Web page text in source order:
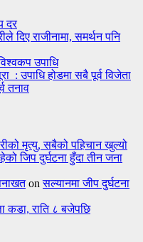
दर
दिए राजीनामा, समर्थन पनि
उपाधि
: उपाधि होडमा सबै पूर्व विजेता
तनाव
मृत्यु, सबैको पहिचान खुल्यो
जिप दुर्घटना हुँदा तीन जना
onसल्यानमा जीप दुर्घटना
कडा, राति ८ बजेपछि